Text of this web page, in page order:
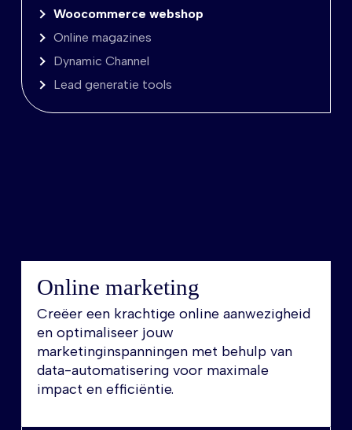
Woocommerce webshop
Online magazines
Dynamic Channel
Lead generatie tools
Online marketing
Creëer een krachtige online aanwezigheid
en optimaliseer jouw
marketinginspanningen met behulp van
data-automatisering voor maximale
impact en efficiëntie.